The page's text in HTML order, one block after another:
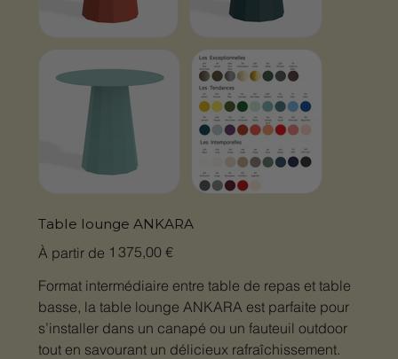
Table lounge ANKARA
À partir de Prix
1 375,00 €
Format intermédiaire entre table de repas et table
basse, la table lounge ANKARA est parfaite pour
s’installer dans un canapé ou un fauteuil outdoor
tout en savourant un délicieux rafraîchissement.